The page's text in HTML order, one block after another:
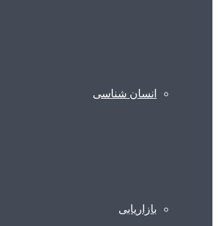
انسان شناسی
بازاریابی